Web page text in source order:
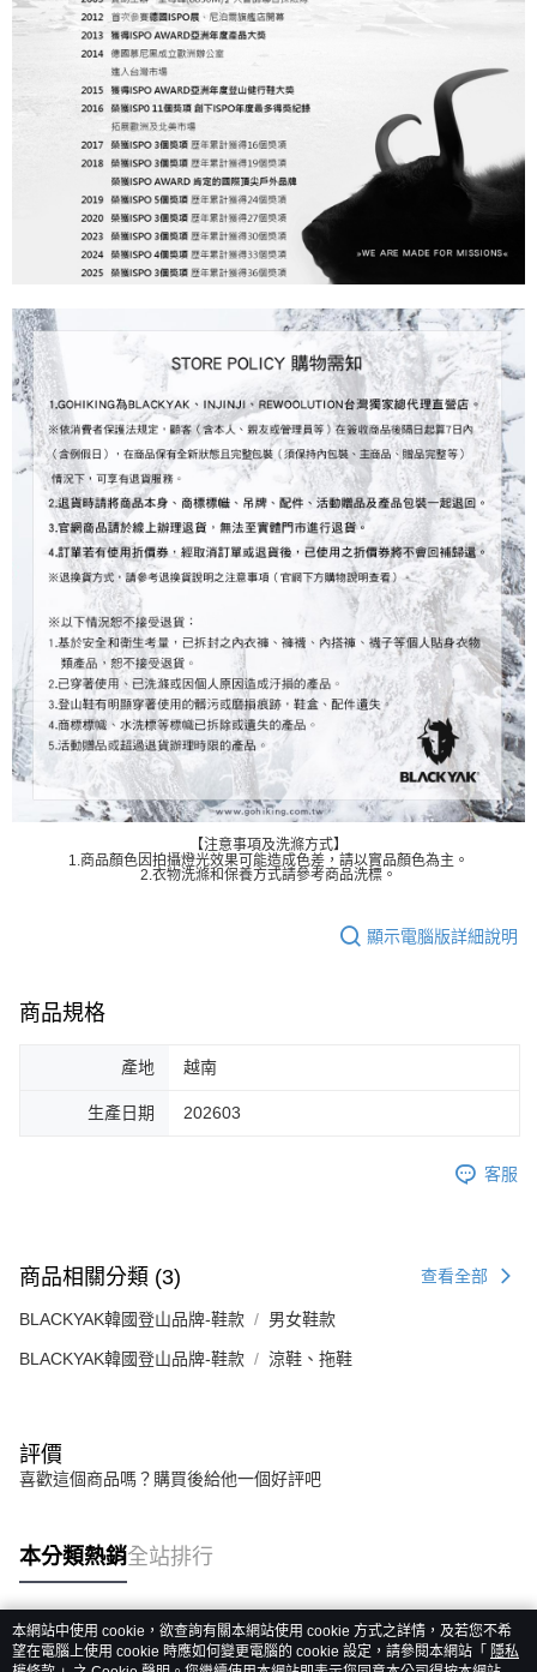
【注意事項及洗滌方式】
1.商品顏色因拍攝燈光效果可能造成色差，請以實品顏色為主。
2.衣物洗滌和保養方式請參考商品洗標。
顯示電腦版詳細說明
商品規格
產地 越南
生產日期 202603
客服
商品相關分類 (3) 查看全部
BLACKYAK韓國登山品牌-鞋款 男女鞋款
BLACKYAK韓國登山品牌-鞋款 涼鞋、拖鞋
評價
喜歡這個商品嗎？購買後給他一個好評吧
本分類熱銷全站排行
熱門標籤
本網站中使用 cookie，欲查詢有關本網站使用 cookie 方式之詳情，及若您不希
望在電腦上使用 cookie 時應如何變更電腦的 cookie 設定，請參閱本網站「 隱私